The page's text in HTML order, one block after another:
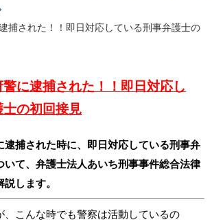
捕された！！即日対応している刑事弁護士の
に逮捕された！！即日対応し
の初回接見
逮捕された時に、即日対応している刑事弁
いて、弁護士法人あいち刑事事件総合法律
します。
、こんな時でも警察は活動しているの